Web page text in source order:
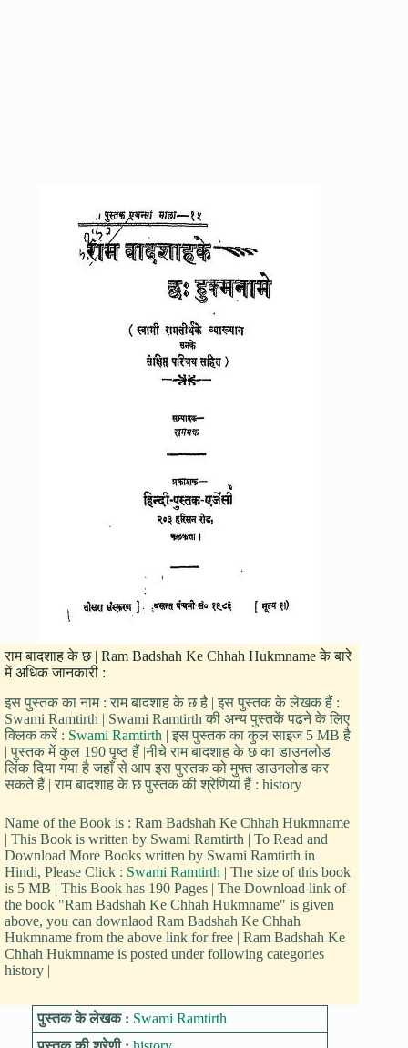
राम बादशाह के छ | Ram Badshah Ke Chhah Hukmname के बारे
में अधिक जानकारी :
इस पुस्तक का नाम : राम बादशाह के छ है | इस पुस्तक के लेखक हैं :
Swami Ramtirth | Swami Ramtirth की अन्य पुस्तकें पढने के लिए
क्लिक करें : Swami Ramtirth | इस पुस्तक का कुल साइज 5 MB है
| पुस्तक में कुल 190 पृष्ठ हैं |नीचे राम बादशाह के छ का डाउनलोड
लिंक दिया गया है जहाँ से आप इस पुस्तक को मुफ्त डाउनलोड कर
सकते हैं | राम बादशाह के छ पुस्तक की श्रेणियां हैं : history
Name of the Book is : Ram Badshah Ke Chhah Hukmname
| This Book is written by Swami Ramtirth | To Read and
Download More Books written by Swami Ramtirth in
Hindi, Please Click : Swami Ramtirth | The size of this book
is 5 MB | This Book has 190 Pages | The Download link of
the book "Ram Badshah Ke Chhah Hukmname" is given
above, you can downlaod Ram Badshah Ke Chhah
Hukmname from the above link for free | Ram Badshah Ke
Chhah Hukmname is posted under following categories
history |
पुस्तक के लेखक : Swami Ramtirth